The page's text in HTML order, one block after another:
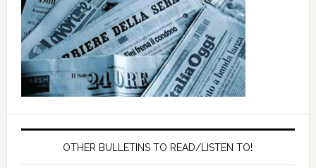
OTHER BULLETINS TO READ/LISTEN TO!